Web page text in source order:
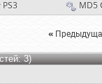
MD5
«
3)